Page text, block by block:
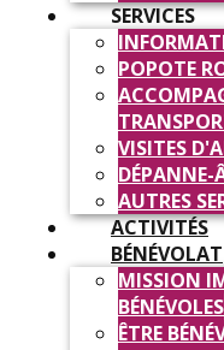
SERVICES
POPOTE
VISITES
DÉPANNE-
AUTRES
ACTIVITÉS
BÉNÉVOLAT
MISSION
BÉNÉVOLES
ÊTRE